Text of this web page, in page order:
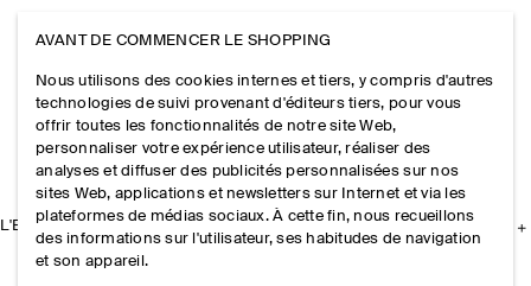
L'ENTREPRISE
AVANT DE COMMENCER LE SHOPPING
Nous utilisons des cookies internes et tiers, y compris d'autres
technologies de suivi provenant d'éditeurs tiers, pour vous
offrir toutes les fonctionnalités de notre site Web,
personnaliser votre expérience utilisateur, réaliser des
analyses et diffuser des publicités personnalisées sur nos
sites Web, applications et newsletters sur Internet et via les
plateformes de médias sociaux. À cette fin, nous recueillons
des informations sur l'utilisateur, ses habitudes de navigation
et son appareil.